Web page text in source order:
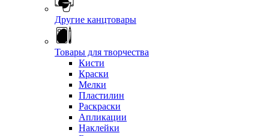
Другие канцтовары
Товары для творчества
Кисти
Краски
Мелки
Пластилин
Раскраски
Апликации
Наклейки